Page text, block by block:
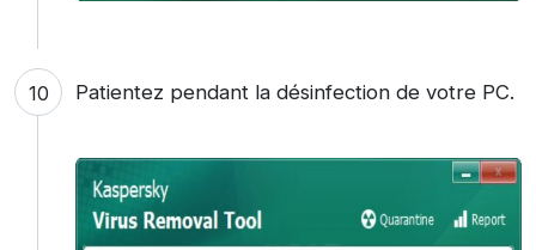
Patientez pendant la désinfection de votre PC.